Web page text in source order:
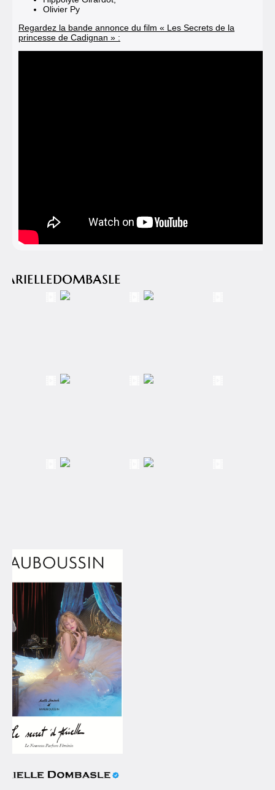
Olivier Py
Regardez la bande annonce du film « Les Secrets de la
princesse de Cadignan » :